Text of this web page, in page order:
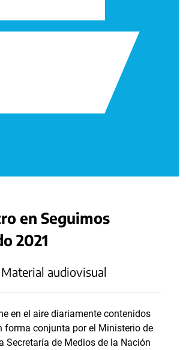
en Seguimos
2021
audiovisual
en el aire diariamente contenidos
forma conjunta por el Ministerio de
Secretaría de Medios de la Nación